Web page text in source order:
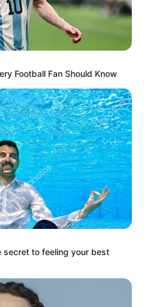
ΠΡΟΣΤΑΤΕΥΟΥΝ ΚΑΙ...
Ο ΠΟΥ υπό έλεγχο:
παρατυπίες και
συγκρούσεις συμφερόντων
Football Fan Should Know
secret to feeling your best